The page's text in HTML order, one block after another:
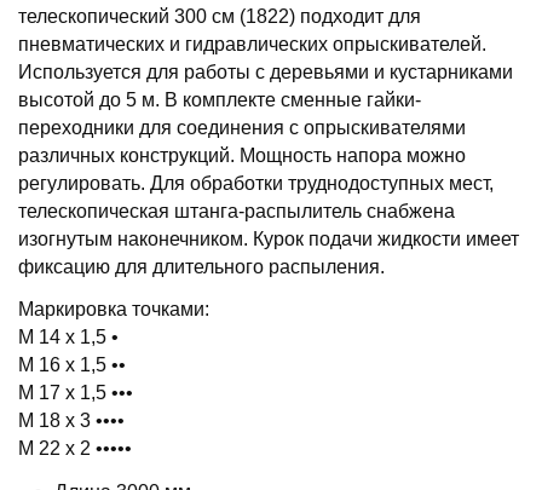
телескопический 300 см (1822) подходит для
пневматических и гидравлических опрыскивателей.
Используется для работы с деревьями и кустарниками
высотой до 5 м. В комплекте сменные гайки-
переходники для соединения с опрыскивателями
различных конструкций. Мощность напора можно
регулировать. Для обработки труднодоступных мест,
телескопическая штанга-распылитель снабжена
изогнутым наконечником. Курок подачи жидкости имеет
фиксацию для длительного распыления.
Маркировка точками:
М 14 х 1,5 •
М 16 х 1,5 ••
М 17 х 1,5 •••
М 18 х 3 ••••
М 22 х 2 •••••